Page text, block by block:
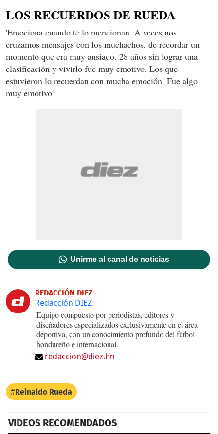
LOS RECUERDOS DE RUEDA
'Emociona cuando te lo mencionan. A veces nos
cruzamos mensajes con los muchachos, de recordar un
momento que era muy ansiado. 28 años sin lograr una
clasificación y vivirlo fue muy emotivo. Los que
estuvieron lo recuerdan con mucha emoción. Fue algo
muy emotivo'
Unirme al canal de noticias
REDACCIÓN DIEZ
Redacción DIEZ
Equipo compuesto por periodistas, editores y
diseñadores especializados exclusivamente en el área
deportiva, con un conocimiento profundo del fútbol
hondureño e internacional.
redaccion@diez.hn
Reinaldo Rueda
VIDEOS RECOMENDADOS